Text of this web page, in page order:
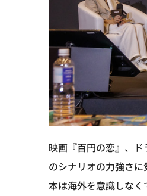
映画『百円の恋』、
のシナリオの力強さ
本は海外を意識しな